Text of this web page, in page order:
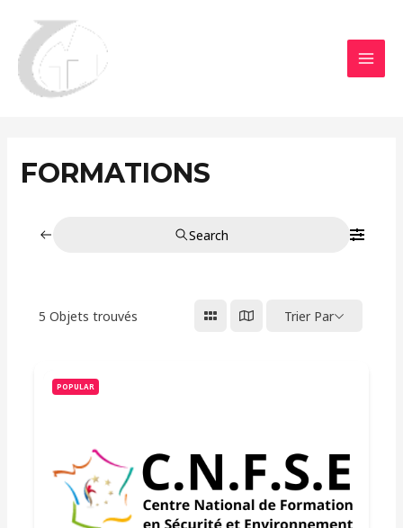
contenu
FORMATIONS
Search
5 Objets trouvés Trier Par
POPULAR